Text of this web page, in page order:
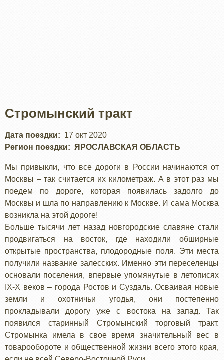
Стромынский тракт
Дата поездки
17 окт 2020
Регион поездки
ЯРОСЛАВСКАЯ ОБЛАСТЬ
Мы привыкли, что все дороги в России начинаются от
Москвы – так считается их километраж. А в этот раз мы
поедем по дороге, которая появилась задолго до
Москвы и шла по направлению к Москве. И сама Москва
возникла на этой дороге!
Больше тысячи лет назад новгородские славяне стали
продвигаться на восток, где находили обширные
открытые пространства, плодородные поля. Эти места
получили название залесских. Именно эти переселенцы
основали поселения, впервые упомянутые в летописях
IX-Х веков – города Ростов и Суздаль. Осваивая новые
земли и охотничьи угодья, они постепенно
прокладывали дорогу уже с востока на запад. Так
появился старинный Стромынский торговый тракт.
Стромынка имела в свое время значительный вес в
товарообороте и общественной жизни всего этого края,